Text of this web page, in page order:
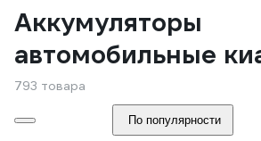
Аккумуляторы
автомобильные
793 товара
По популярности